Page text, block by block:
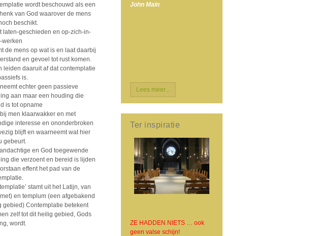
John Main
Lees meer...
Ter inspiratie
ZE HADDEN NIETS … ook
geen valse schijn!
wordt beschouwd als een
van God waarover de mens
beschikt.
laten-geschieden en op-zich-in-
werken
de mens op wat is en laat daarbij
en gevoel tot rust komen.
leiden daaruit af dat contemplatie
is.
echter geen passieve
aan maar een houding die
is tot opname
men klaarwakker en met
interesse en ononderbroken
blijft en waarneemt wat hier
gebeurt.
en God toegewende
die verzoent en bereid is lijden
effent het pad van de
stamt uit het Latijn, van
en templum (een afgebakend
gebied) Contemplatie betekent
zelf tot dit heilig gebied, Gods
wordt.